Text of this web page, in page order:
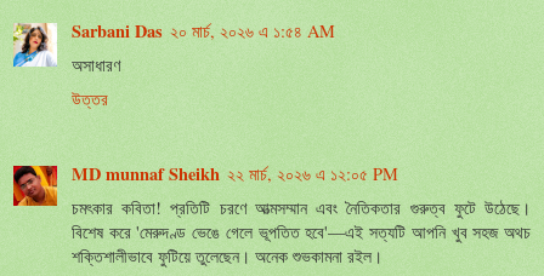
Sarbani Das ২০ মার্চ, ২০২৬ এ ১:৫৪ AM
অসাধারণ
উত্তর
MD munnaf Sheikh ২২ মার্চ, ২০২৬ এ ১২:০৫ PM
চমৎকার কবিতা! প্রতিটি চরণে আত্মসম্মান এবং নৈতিকতার গুরুত্ব ফুটে উঠেছে।
বিশেষ করে 'মেরুদণ্ড ভেঙে গেলে ভূপতিত হবে'—এই সত্যটি আপনি খুব সহজ অথচ
শক্তিশালীভাবে ফুটিয়ে তুলেছেন। অনেক শুভকামনা রইল।